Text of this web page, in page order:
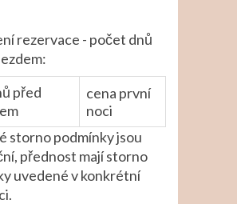
rezervace - počet dnů
před
cena první
noci
storno podmínky jsou
přednost mají storno
uvedené v konkrétní